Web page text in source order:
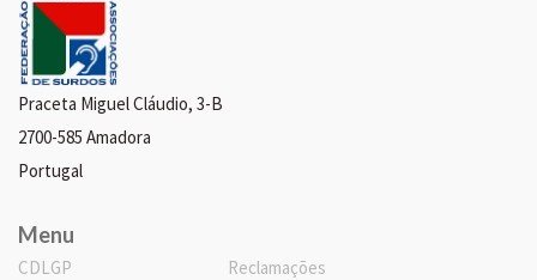
Praceta Miguel Cláudio, 3-B
2700-585 Amadora
Portugal
Menu
CDLGP
Reclamações